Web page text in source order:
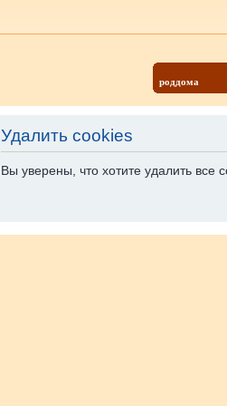
роддома
Удалить cookies
Вы уверены, что хотите удалить